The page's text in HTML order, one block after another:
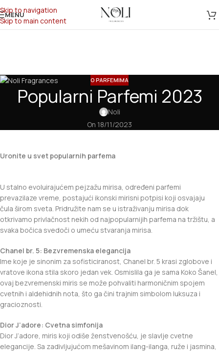
Skip to navigation
Skip to main content
MENU
O PARFEMIMA
Popularni Parfemi 2023
Noli
On 18/11/2023
Uronite u svet popularnih parfema
U stalno evoluirajućem pejzažu mirisa, određeni parfemi
prevazilaze vreme, postajući ikonski mirisni potpisi koji osvajaju
čula širom sveta. Pridružite nam se u istraživanju mirisa dok
otkrivamo privlačnost nekih od najpopularnijih parfema na tržištu, a
svaka bočica svedoči o umeću stvaranja mirisa.
Chanel br. 5: Bezvremenska elegancija
Ime koje je sinonim za sofisticiranost, Chanel br. 5 krasi zglobove i
vratove ikona stila skoro jedan vek. Osmislila ga je sama Koko Šanel,
ovaj bezvremenski miris se može pohvaliti harmoničnim spojem
cvetnih i aldehidnih nota, što ga čini trajnim simbolom luksuza i
gracioznosti.
Dior J’adore: Cvetna simfonija
Dior J’adore, miris koji odiše ženstvenošću, je slavlje cvetne
elegancije. Sa zadivljujućom mešavinom ilang-ilanga, ruže i jasmina,